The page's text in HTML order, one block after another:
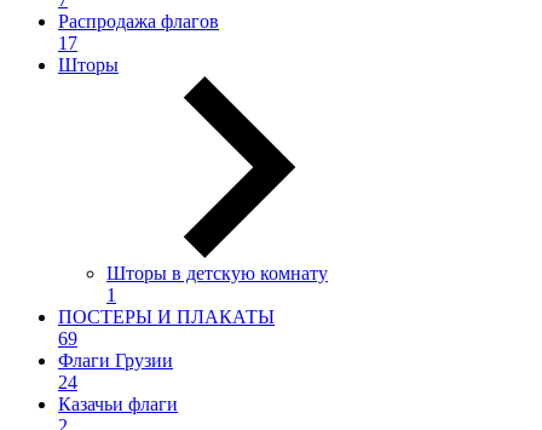
Распродажа флагов
17
Шторы
Шторы в детскую комнату
1
ПОСТЕРЫ И ПЛАКАТЫ
69
Флаги Грузии
24
Казачьи флаги
2